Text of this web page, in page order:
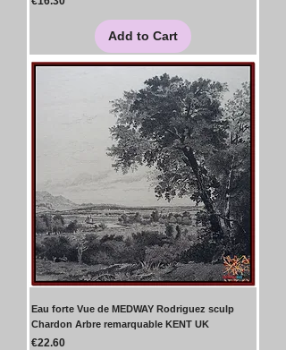
Add to Cart
Eau forte Vue de MEDWAY Rodriguez sculp
Chardon Arbre remarquable KENT UK
Price
€22.60